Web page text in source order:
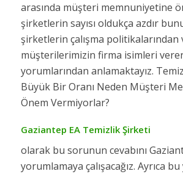
arasında müşteri memnuniyetine
şirketlerin sayısı oldukça azdır
şirketlerin çalışma politikalarından
müşterilerimizin firma isimleri
yorumlarından anlamaktayız.
Büyük Bir Oranı Neden Müşteri
Önem Vermiyorlar?
Gaziantep EA Temizlik Şirketi
olarak bu sorunun cevabını
yorumlamaya çalışacağız. Ayrıca